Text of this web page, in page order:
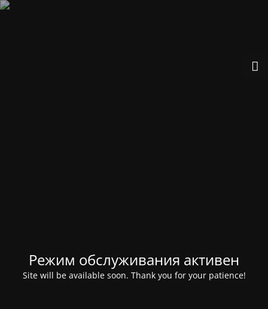
Режим обслуживания активен
Site will be available soon. Thank you for your patience!